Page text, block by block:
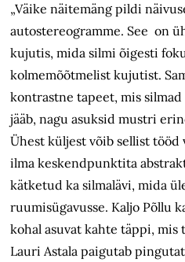
„Väike näitemäng pildi
autostereogramme. See on
kujutis, mida silmi õigesti
kolmemõõtmelist kujutist.
kontrastne tapeet, mis
jääb, nagu asuksid mustri
Ühest küljest võib sellist
ilma keskendpunktita
kätketud ka silmalävi, mida
ruumisügavusse. Kaljo Põllu
kohal asuvat kahte täppi, mis
Lauri Astala paigutab